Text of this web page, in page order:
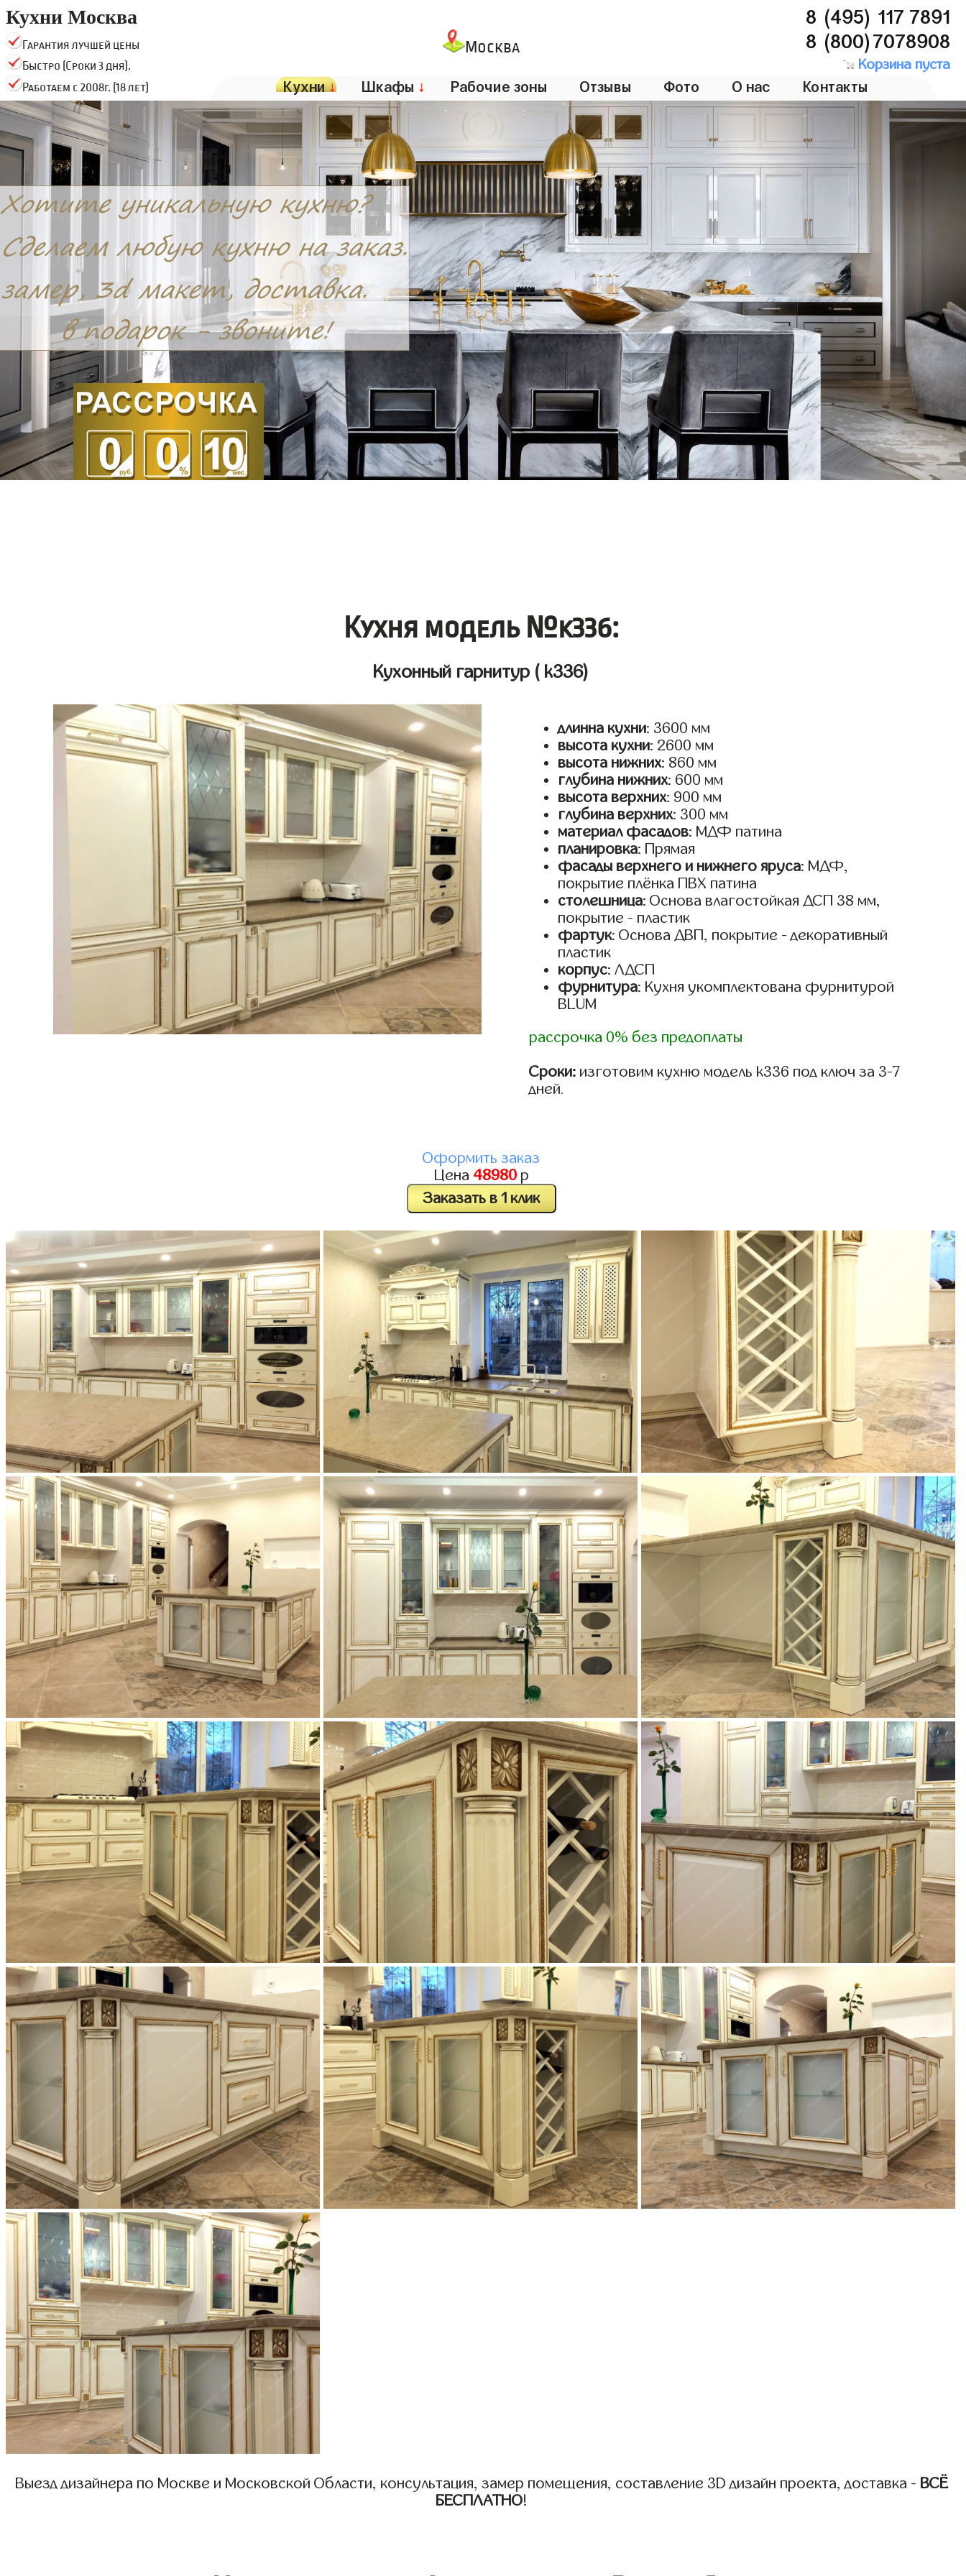
Кухни Москва
Гарантия лучшей цены
Быстро (Сроки 3 дня).
Работаем с 2008г. (18 лет)
Москва
8 (495) 117 7891
8 (800)7078908
Корзина пуста
Кухни↓ Шкафы ↓ Рабочие зоны Отзывы Фото О нас Контакты
Кухня модель №k336:
Кухонный гарнитур ( k336)
длинна кухни: 3600 мм
высота кухни: 2600 мм
высота нижних: 860 мм
глубина нижних: 600 мм
высота верхних: 900 мм
глубина верхних: 300 мм
материал фасадов: МДФ патина
планировка: Прямая
фасады верхнего и нижнего яруса: МДФ,
покрытие плёнка ПВХ патина
столешница: Основа влагостойкая ДСП 38 мм,
покрытие - пластик
фартук: Основа ДВП, покрытие - декоративный
пластик
корпус: ЛДСП
фурнитура: Кухня укомплектована фурнитурой
BLUM
рассрочка 0% без предоплаты
Сроки: изготовим кухню модель k336 под ключ за 3-7
дней.
Оформить заказ
Цена 48980р
Заказать в 1 клик
Выезд дизайнера по Москве и Московской Области, консультация, замер помещения, составление 3D дизайн проекта, доставка - ВСЁ
БЕСПЛАТНО!